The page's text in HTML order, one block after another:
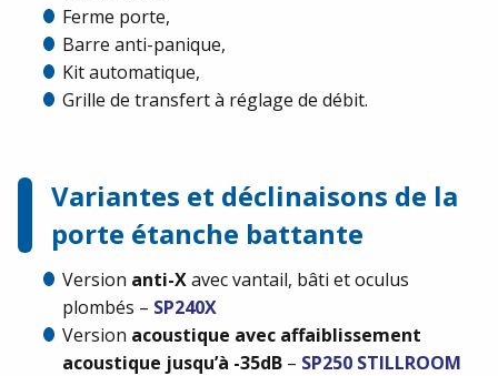
Ferme porte,
Barre anti-panique,
Kit automatique,
Grille de transfert à réglage de débit.
Variantes et déclinaisons de la
porte étanche battante
Version anti-Xavec vantail, bâti et oculus
plombés – SP240X
Version acoustique avec affaiblissement
acoustique jusqu’à -35dB – SP250 STILLROOM